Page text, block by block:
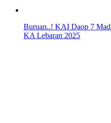
Buruan..! KAI Daop 7
KA Lebaran 2025